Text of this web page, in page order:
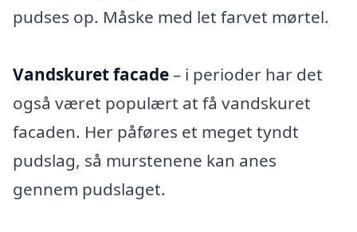
pudses op. Måske med let farvet mørtel.
Vandskuret facade– i perioder har det
også været populært at få vandskuret
facaden. Her påføres et meget tyndt
pudslag, så murstenene kan anes
gennem pudslaget.